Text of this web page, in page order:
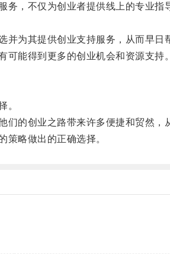
，不仅为创业者提供线上的专业指
其提供创业支持服务，从而早日
能得到更多的创业机会和资源支持。
。
创业之路带来许多便捷和贸然，
略做出的正确选择。